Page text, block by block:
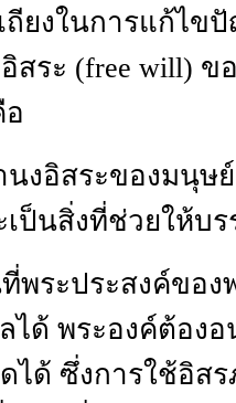
ถียงในการแก้ไข
สระ (free will) ข
นงอิสระของมนุษ
เป็นสิ่งที่ช่วยให้บ
พระประสงค์ขอ
ได้ พระองค์ต้อง
ได้ ซึ่งการใช้อิส